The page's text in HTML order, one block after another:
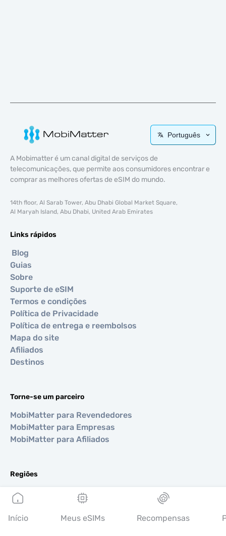
Português
A Mobimatter é um canal digital de serviços de
telecomunicações, que permite aos consumidores encontrar e
comprar as melhores ofertas de eSIM do mundo.
14th floor, Al Sarab Tower, Abu Dhabi Global Market Square,
Al Maryah Island, Abu Dhabi, United Arab Emirates
Links rápidos
Blog
Guias
Sobre
Suporte de eSIM
Termos e condições
Política de Privacidade
Política de entrega e reembolsos
Mapa do site
Afiliados
Destinos
Torne-se um parceiro
MobiMatter para Revendedores
MobiMatter para Empresas
MobiMatter para Afiliados
Regiões
eSIM para Europa
eSIM para Ásia
eSIM para Américas
Início Meus eSIMs Recompensas